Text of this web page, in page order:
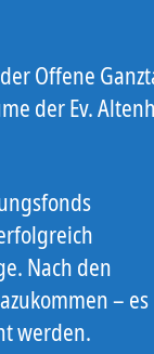
Offene
der Ev.
Nach den
– es
werden.